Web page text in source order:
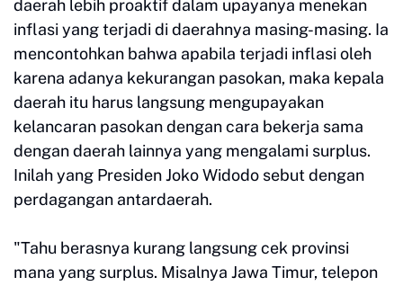
daerah lebih proaktif dalam upayanya menekan
inflasi yang terjadi di daerahnya masing-masing. Ia
mencontohkan bahwa apabila terjadi inflasi oleh
karena adanya kekurangan pasokan, maka kepala
daerah itu harus langsung mengupayakan
kelancaran pasokan dengan cara bekerja sama
dengan daerah lainnya yang mengalami surplus.
Inilah yang Presiden Joko Widodo sebut dengan
perdagangan antardaerah.
"Tahu berasnya kurang langsung cek provinsi
mana yang surplus. Misalnya Jawa Timur, telepon